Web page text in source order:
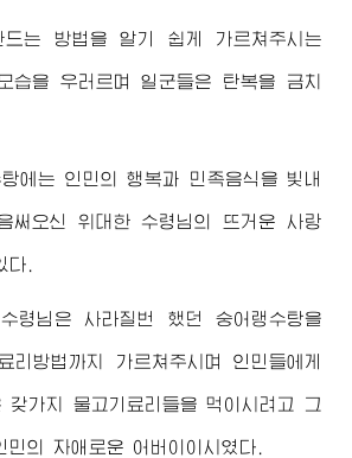
드는 방법을 알기 쉽게 가르쳐주시는
습을 우러르며 일군들은 탄복을 금치
에는 인민의 행복과 민족음식을 빛내
써오신 위대한 수령님의 뜨거운 사랑
다.
수령님 은 사라질번 했던 숭어랭수탕을
리방법까지 가르쳐주시며 인민들에게
갖가지 물고기료리들을 먹이시려고 그
민의 자애로운 어버이 이시였다.